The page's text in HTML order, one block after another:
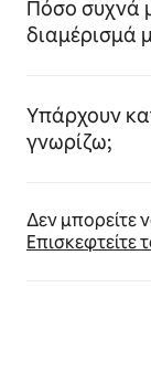
Πόσο συχνά
διαμέρισμά
Υπάρχουν
γνωρίζω;
Δεν μπορείτε
Επισκεφτείτε